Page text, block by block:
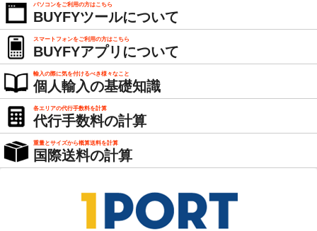
パソコンをご利用の方はこちら
BUYFYツールについて
スマートフォンをご利用の方はこちら
BUYFYアプリについて
輸入の際に気を付けるべき様々なこと
個人輸入の基礎知識
各エリアの代行手数料を計算
代行手数料の計算
重量とサイズから概算送料を計算
国際送料の計算